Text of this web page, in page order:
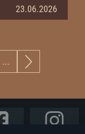
23.06.2026
...